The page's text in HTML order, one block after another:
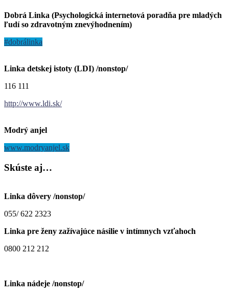
Dobrá Linka (Psychologická internetová poradňa pre mladých
ľudí so zdravotným znevýhodnením)
#dobrálinka
Linka detskej istoty (LDI) /nonstop/
116 111
http://www.ldi.sk/
Modrý anjel
www.modryanjel.sk
Skúste aj…
Linka dôvery /nonstop/
055/ 622 2323
Linka pre ženy zažívajúce násilie v intímnych vzťahoch
0800 212 212
Linka nádeje /nonstop/